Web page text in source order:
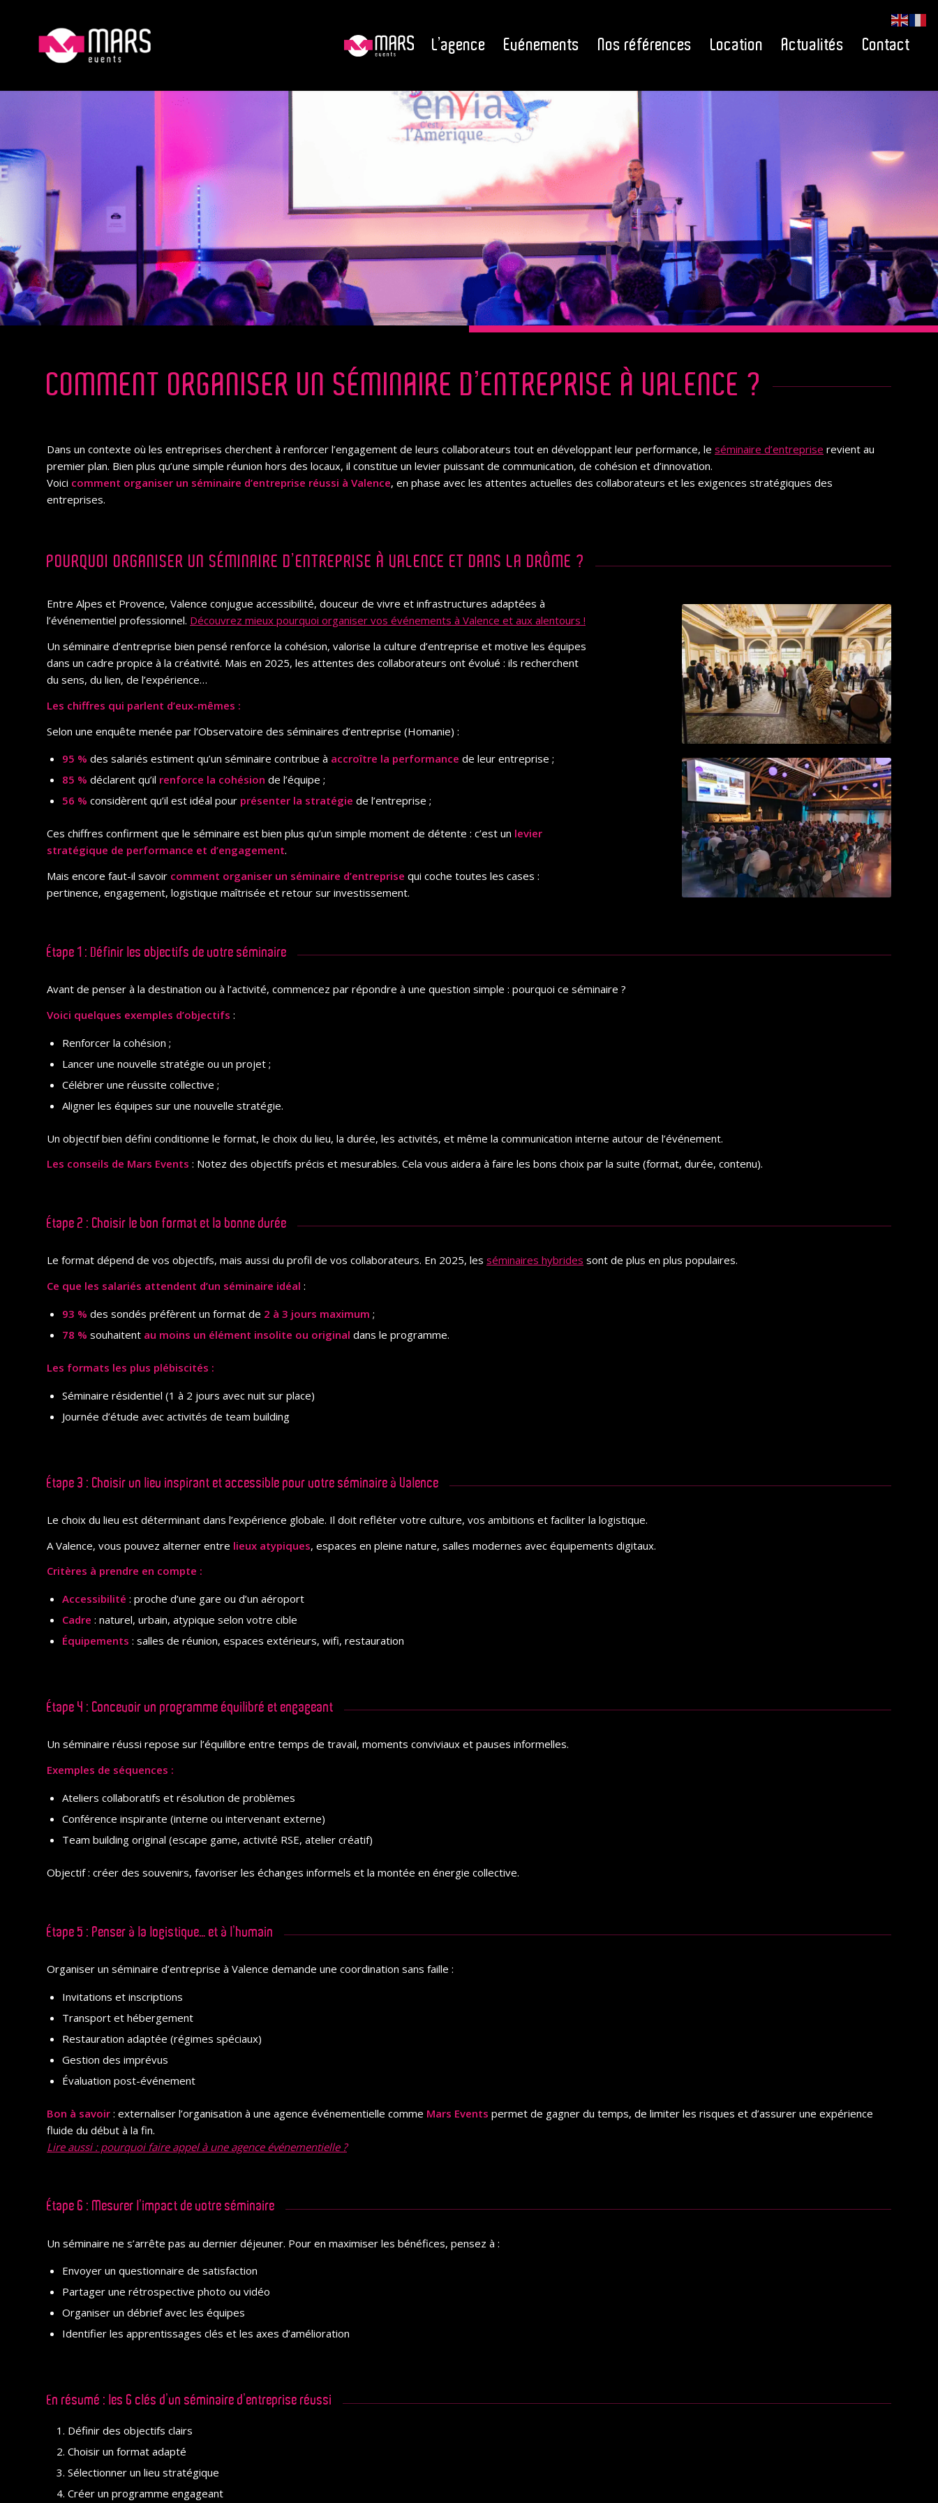
L’agence Evénements Nos références Location Actualités Contact
COMMENT ORGANISER UN SÉMINAIRE D’ENTREPRISE À VALENCE ?
Dans un contexte où les entreprises cherchent à renforcer l’engagement de leurs collaborateurs tout en développant leur performance, le séminaire d’entreprise revient au
premier plan. Bien plus qu’une simple réunion hors des locaux, il constitue un levier puissant de communication, de cohésion et d’innovation.
Voici comment organiser un séminaire d’entreprise réussi à Valence, en phase avec les attentes actuelles des collaborateurs et les exigences stratégiques des
entreprises.
POURQUOI ORGANISER UN SÉMINAIRE D’ENTREPRISE À VALENCE ET DANS LA DRÔME ?
Entre Alpes et Provence, Valence conjugue accessibilité, douceur de vivre et infrastructures adaptées à
l’événementiel professionnel. Découvrez mieux pourquoi organiser vos événements à Valence et aux alentours !
Un séminaire d’entreprise bien pensé renforce la cohésion, valorise la culture d’entreprise et motive les équipes
dans un cadre propice à la créativité. Mais en 2025, les attentes des collaborateurs ont évolué : ils recherchent
du sens, du lien, de l’expérience…
Les chiffres qui parlent d’eux-mêmes :
Selon une enquête menée par l’Observatoire des séminaires d’entreprise (Homanie) :
95 % des salariés estiment qu’un séminaire contribue à accroître la performance de leur entreprise ;
85 % déclarent qu’il renforce la cohésion de l’équipe ;
56 % considèrent qu’il est idéal pour présenter la stratégie de l’entreprise ;
Ces chiffres confirment que le séminaire est bien plus qu’un simple moment de détente : c’est un levier
stratégique de performance et d’engagement.
Mais encore faut-il savoir comment organiser un séminaire d’entreprise qui coche toutes les cases :
pertinence, engagement, logistique maîtrisée et retour sur investissement.
Étape 1 : Définir les objectifs de votre séminaire
Avant de penser à la destination ou à l’activité, commencez par répondre à une question simple : pourquoi ce séminaire ?
Voici quelques exemples d’objectifs :
Renforcer la cohésion ;
Lancer une nouvelle stratégie ou un projet ;
Célébrer une réussite collective ;
Aligner les équipes sur une nouvelle stratégie.
Un objectif bien défini conditionne le format, le choix du lieu, la durée, les activités, et même la communication interne autour de l’événement.
Les conseils de Mars Events : Notez des objectifs précis et mesurables. Cela vous aidera à faire les bons choix par la suite (format, durée, contenu).
Étape 2 : Choisir le bon format et la bonne durée
Le format dépend de vos objectifs, mais aussi du profil de vos collaborateurs. En 2025, les séminaires hybrides sont de plus en plus populaires.
Ce que les salariés attendent d’un séminaire idéal :
93 % des sondés préfèrent un format de 2 à 3 jours maximum ;
78 % souhaitent au moins un élément insolite ou original dans le programme.
Les formats les plus plébiscités :
Séminaire résidentiel (1 à 2 jours avec nuit sur place)
Journée d’étude avec activités de team building
Étape 3 : Choisir un lieu inspirant et accessible pour votre séminaire à Valence
Le choix du lieu est déterminant dans l’expérience globale. Il doit refléter votre culture, vos ambitions et faciliter la logistique.
A Valence, vous pouvez alterner entre lieux atypiques, espaces en pleine nature, salles modernes avec équipements digitaux.
Critères à prendre en compte :
Accessibilité : proche d’une gare ou d’un aéroport
Cadre : naturel, urbain, atypique selon votre cible
Équipements : salles de réunion, espaces extérieurs, wifi, restauration
Étape 4 : Concevoir un programme équilibré et engageant
Un séminaire réussi repose sur l’équilibre entre temps de travail, moments conviviaux et pauses informelles.
Exemples de séquences :
Ateliers collaboratifs et résolution de problèmes
Conférence inspirante (interne ou intervenant externe)
Team building original (escape game, activité RSE, atelier créatif)
Objectif : créer des souvenirs, favoriser les échanges informels et la montée en énergie collective.
Étape 5 : Penser à la logistique… et à l’humain
Organiser un séminaire d’entreprise à Valence demande une coordination sans faille :
Invitations et inscriptions
Transport et hébergement
Restauration adaptée (régimes spéciaux)
Gestion des imprévus
Évaluation post-événement
Bon à savoir : externaliser l’organisation à une agence événementielle comme Mars Events permet de gagner du temps, de limiter les risques et d’assurer une expérience
fluide du début à la fin.
Lire aussi : pourquoi faire appel à une agence événementielle ?
Étape 6 : Mesurer l’impact de votre séminaire
Un séminaire ne s’arrête pas au dernier déjeuner. Pour en maximiser les bénéfices, pensez à :
Envoyer un questionnaire de satisfaction
Partager une rétrospective photo ou vidéo
Organiser un débrief avec les équipes
Identifier les apprentissages clés et les axes d’amélioration
En résumé : les 6 clés d’un séminaire d’entreprise réussi
Définir des objectifs clairs
Choisir un format adapté
Sélectionner un lieu stratégique
Créer un programme engageant